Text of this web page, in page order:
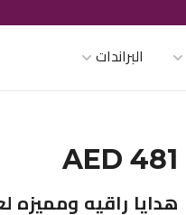
البراندات
AED 481
هدايا راقيه ومميزه